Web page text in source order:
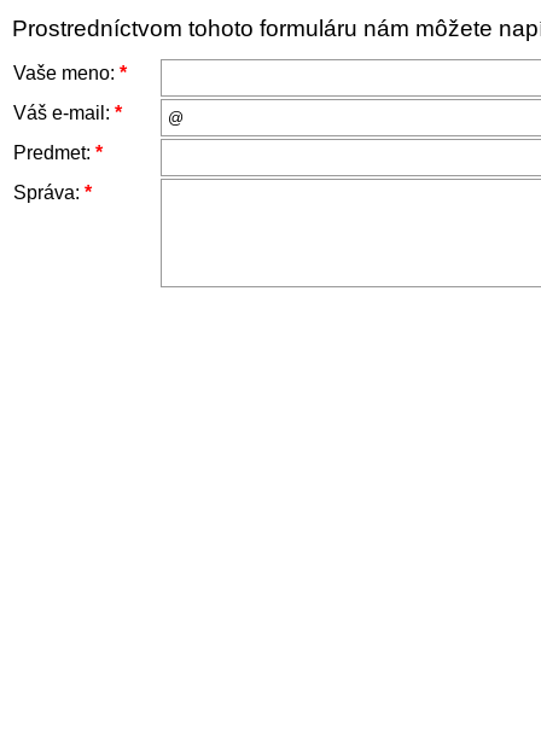
Prostredníctvom tohoto formuláru nám môžete
Vaše meno: *
Váš e-mail: *
Predmet: *
Správa: *